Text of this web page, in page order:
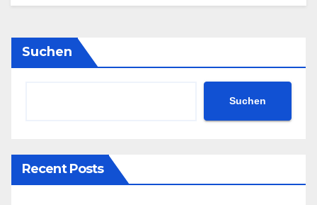
Suchen
Suchen
Recent Posts